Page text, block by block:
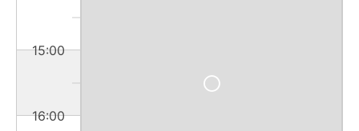
15:00
16:00